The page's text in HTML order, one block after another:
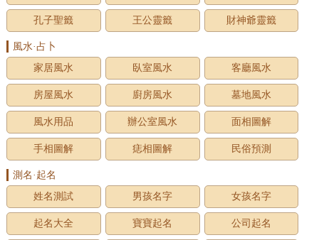
孔子聖籤 王公靈籤 財神爺靈籤
風水·占卜
家居風水
臥室風水 客廳風水
房屋風水 廚房風水 墓地風水
風水用品 辦公室風水 面相圖解
手相圖解 痣相圖解 民俗預測
測名·起名
姓名測試
男孩名字 女孩名字
起名大全 寶寶起名 公司起名